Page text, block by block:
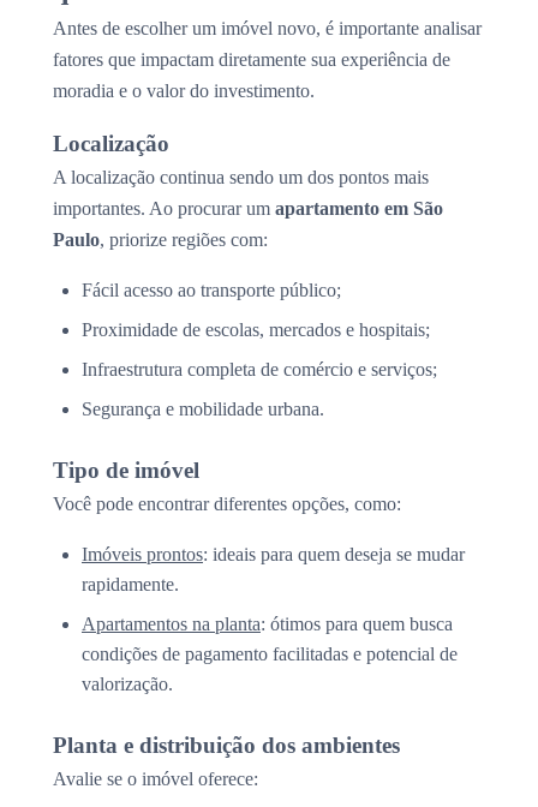
Antes de escolher um imóvel novo, é importante analisar
fatores que impactam diretamente sua experiência de
moradia e o valor do investimento.
Localização
A localização continua sendo um dos pontos mais
importantes. Ao procurar um apartamento em São
Paulo, priorize regiões com:
Fácil acesso ao transporte público;
Proximidade de escolas, mercados e hospitais;
Infraestrutura completa de comércio e serviços;
Segurança e mobilidade urbana.
Tipo de imóvel
Você pode encontrar diferentes opções, como:
Imóveis prontos: ideais para quem deseja se mudar
rapidamente.
Apartamentos na planta: ótimos para quem busca
condições de pagamento facilitadas e potencial de
valorização.
Planta e distribuição dos ambientes
Avalie se o imóvel oferece: